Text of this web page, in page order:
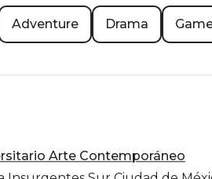
Adventure Drama
Arte Contemporáneo